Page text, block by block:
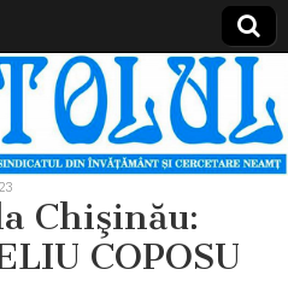
Chişinău:
COPOSU